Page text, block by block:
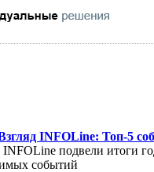
INFOLine: Топ-5
подвели итоги
событий